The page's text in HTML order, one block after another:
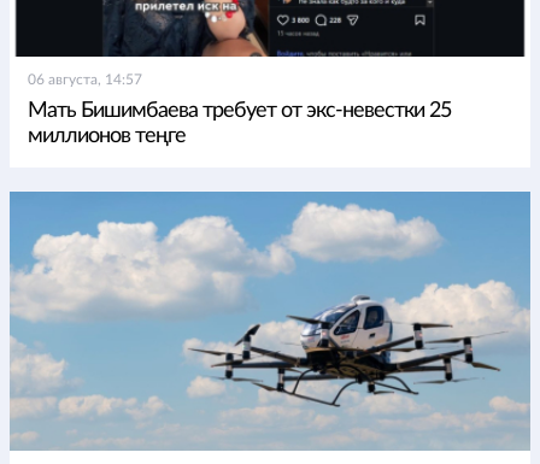
06 августа, 14:57
Мать Бишимбаева требует от экс-невестки 25
миллионов теңге